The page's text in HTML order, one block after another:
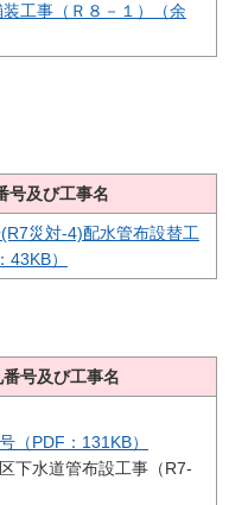
装工事（Ｒ８－１）（余
号及び工事名
(R7災対-4)配水管布設替工
）
番号及び工事名
（PDF：131KB）
下水道管布設工事（R7-